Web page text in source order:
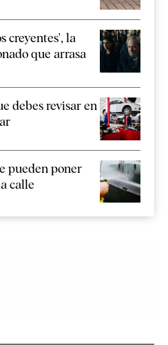
creyentes', la
que arrasa
debes revisar en
pueden poner
calle